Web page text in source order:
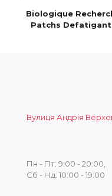
Biologique
Patchs
Вулиця Андрія
Пн - Пт: 9:00 - 20:00,
Сб - Нд: 10:00 - 19:00